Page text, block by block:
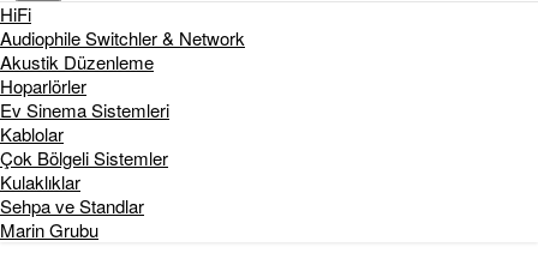
HiFi
Audiophile Switchler & Network
Akustik Düzenleme
Hoparlörler
Ev Sinema Sistemleri
Kablolar
Çok Bölgeli Sistemler
Kulaklıklar
Sehpa ve Standlar
Marin Grubu